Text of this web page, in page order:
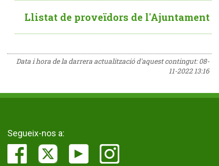
Llistat de proveïdors de l'Ajuntament
Data i hora de la darrera actualització d'aquest contingut:08-
11-2022 13:16
Segueix-nos a: